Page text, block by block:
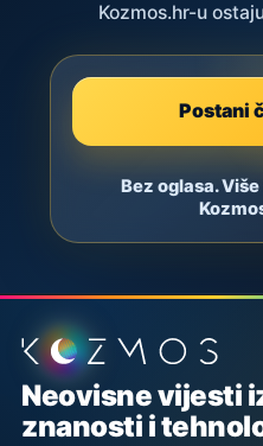
Kozmos.hr-u
Postani
Bez oglasa.
Podnožje stranice
Neovisne vijesti
znanosti i